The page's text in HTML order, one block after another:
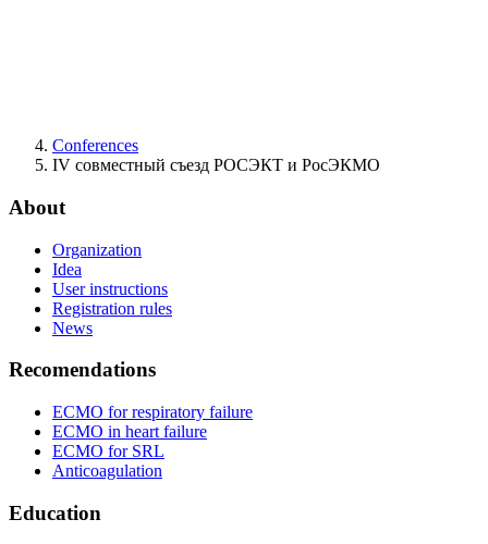
Conferences
IV совместный съезд РОСЭКТ и РосЭКМО
About
Organization
Idea
User instructions
Registration rules
News
Recomendations
ECMO for respiratory failure
ECMO in heart failure
ECMO for SRL
Anticoagulation
Education